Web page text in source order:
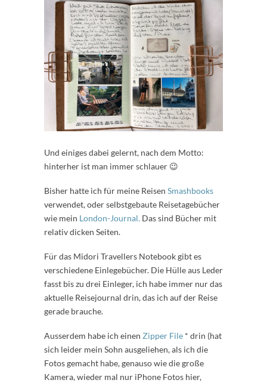
Und einiges dabei gelernt, nach dem Motto:
hinterher ist man immer schlauer 😉
Bisher hatte ich für meine Reisen Smashbooks
verwendet, oder selbstgebaute Reisetagebücher
wie mein London-Journal. Das sind Bücher mit
relativ dicken Seiten.
Für das Midori Travellers Notebook gibt es
verschiedene Einlegebücher. Die Hülle aus Leder
fasst bis zu drei Einleger, ich habe immer nur das
aktuelle Reisejournal drin, das ich auf der Reise
gerade brauche.
Ausserdem habe ich einen Zipper File * drin (hat
sich leider mein Sohn ausgeliehen, als ich die
Fotos gemacht habe, genauso wie die große
Kamera, wieder mal nur iPhone Fotos hier,